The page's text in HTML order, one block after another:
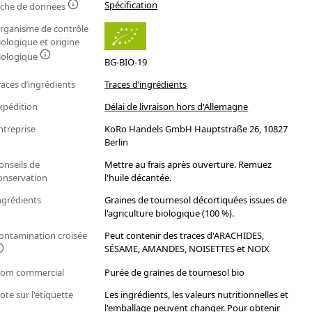
de données
Spécification
de contrôle
et origine
BG-BIO-19
d’ingrédients
Traces d’ingrédients
Délai de livraison hors d'Allemagne
KoRo Handels GmbH Hauptstraße 26, 10827
Berlin
de
Mettre au frais après ouverture. Remuez
l'huile décantée.
Graines de tournesol décortiquées issues de
l'agriculture biologique (100 %).
croisée
Peut contenir des traces d'ARACHIDES,
SÉSAME, AMANDES, NOISETTES et NOIX
commercial
Purée de graines de tournesol bio
sur l'étiquette
Les ingrédients, les valeurs nutritionnelles et
l'emballage peuvent changer. Pour obtenir